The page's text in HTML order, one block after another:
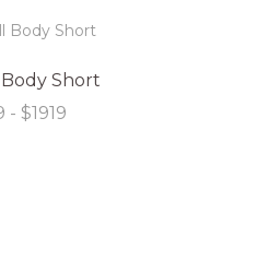
Short
- $1919